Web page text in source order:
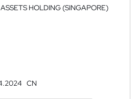
HOLDING (SINGAPORE)
CN